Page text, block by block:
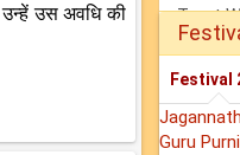
उन्हें उस अवधि की
Festival
Guru